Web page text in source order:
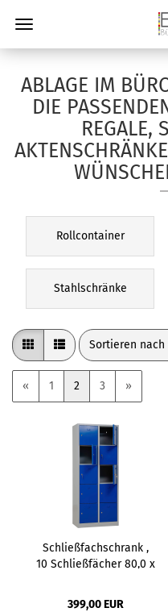
ABLAGE IM
DIE
REGALE,
Rollcontainer
Stahlschränke
Sortieren nach
Sortieren nach
« 1 2 3 »
Schließfachschrank ,
10 Schließfächer 80,0 x
399,00 EUR